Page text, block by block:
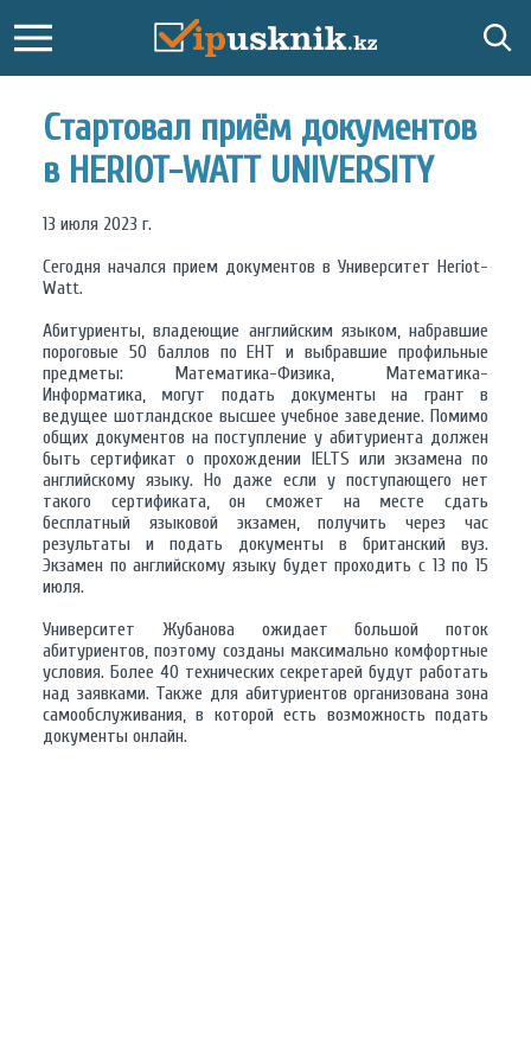
Стартовал приём документов
в HERIOT-WATT UNIVERSITY
13 июля 2023 г.
Сегодня начался прием документов в Университет Heriot-
Watt.
Абитуриенты, владеющие английским языком, набравшие
пороговые 50 баллов по ЕНТ и выбравшие профильные
предметы: Математика-Физика, Математика-
Информатика, могут подать документы на грант в
ведущее шотландское высшее учебное заведение. Помимо
общих документов на поступление у абитуриента должен
быть сертификат о прохождении IELTS или экзамена по
английскому языку. Но даже если у поступающего нет
такого сертификата, он сможет на месте сдать
бесплатный языковой экзамен, получить через час
результаты и подать документы в британский вуз.
Экзамен по английскому языку будет проходить с 13 по 15
июля.
Университет Жубанова ожидает большой поток
абитуриентов, поэтому созданы максимально комфортные
условия. Более 40 технических секретарей будут работать
над заявками. Также для абитуриентов организована зона
самообслуживания, в которой есть возможность подать
документы онлайн.